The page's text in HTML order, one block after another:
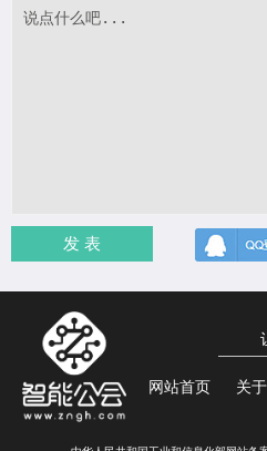
发 表
网站首页 关